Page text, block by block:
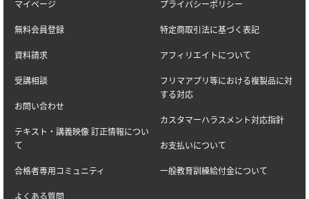
マイページ
無料会員登録
資料請求
受講相談
お問い合わせ
テキスト・講義映像 訂正情報につい
て
合格者専用コミュニティ
よくある質問
プライバシーポリシー
特定商取引法に基づく表記
アフィリエイトについて
フリマアプリ等における複製品に対
する対応
カスタマーハラスメント対応指針
お支払いについて
一般教育訓練給付金について